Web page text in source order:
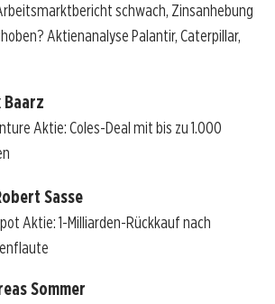
schwach, Zinsanhebung
Aktienanalyse Palantir, Caterpillar,
Baarz
Aktie: Coles-Deal mit bis zu 1.000
Sasse
Aktie: 1-Milliarden-Rückkauf nach
Sommer